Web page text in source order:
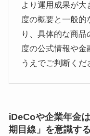
より運用成果が大
度の概要と一般
り、具体的な商品
度の公式情報や
うえでご判断くだ
iDeCoや企業年金
期目線」を意識する